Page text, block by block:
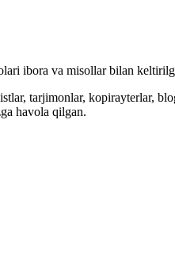
ibora va misollar bilan
tarjimonlar, kopirayterlar,
havola qilgan.